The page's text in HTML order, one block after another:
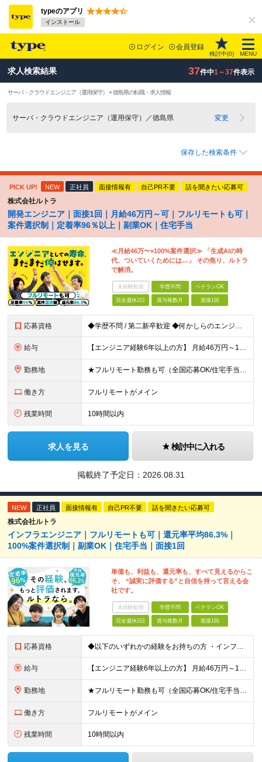
typeのアプリ
インストール
ログイン 会員登録
検討中(0) MENU
求人検索結果 37件中1～37件表示
サーバ・クラウドエンジニア（運用保守） × 徳島県の転職・求人情報
サーバ・クラウドエンジニア（運用保守）／徳島県 変更
保存した検索条件
PICK UP! NEW 正社員 面接情報有 自己PR不要 話を聞きたい応募可
株式会社ルトラ
開発エンジニア｜面接1回｜月給46万円～可｜フルリモートも可｜
案件選択制｜定着率96％以上｜副業OK｜住宅手当
≪月給46万〜×100%案件選択≫ 「生成AIの時
代、ついていくためには…」 その焦り、ルトラ
で解消。
未経験歓迎 学歴不問 ベテランOK
完全週休2日 賞与複数月 面接1回
応募資格 ◆学歴不問 / 第二新卒歓迎 ◆何かしらのエンジニア経験をお持ちの方 （言語・期間・フェーズ不問） 経験浅めの方も遠慮なくご応募ください！ ■入社前Q＆A ────── ◎実力に見合った報酬が手に
給与 【エンジニア経験6年以上の方】 月給46万円～100万円（固定残業代含む） ※上記月給には月30時間分の固定残業代（月8万7,400円～月19万円）を含む。超過分は全額支給。 【エンジニア経験4年以
勤務地 ★フルリモート勤務も可（全国応募OK/住宅手当を支給します） ※案件によって常駐が必要になる場合があります。 ※希望がない限り、転勤はありません ※U・Iターン歓迎 ★ルトラの社員は全国各地で活躍中
働き方 フルリモートがメイン
残業時間 10時間以内
求人を見る 検討中に入れる
掲載終了予定日： 2026.08.31
NEW 正社員 面接情報有 自己PR不要 話を聞きたい応募可
株式会社ルトラ
インフラエンジニア｜フルリモートも可｜還元率平均86.3%｜
100%案件選択制｜副業OK｜住宅手当｜面接1回
単価も、利益も、還元率も、すべて見えるからこ
そ、 “誠実に評価する”と自信を持って言える会
社です。
未経験歓迎 学歴不問 ベテランOK
完全週休2日 賞与複数月 面接1回
応募資格 ◆以下のいずれかの経験をお持ちの方 ・インフラ設計・構築の実務経験（オンプレ/クラウドどちらもOK） ・クラウド環境下での運用保守に関する実務経験 ◆学歴不問 ＜こんな方は特に歓迎します＞ ◎これま
給与 【エンジニア経験6年以上の方】 月給46万円～100万円（固定残業代含む） ※上記月給には月30時間分の固定残業代（月8万7,400円～月19万円）を含む。超過分は全額支給。 【エンジニア経験4年以
勤務地 ★フルリモート勤務も可（全国応募OK/住宅手当を支給します） ※案件によって常駐が必要になる場合があります。 ※希望がない限り、転勤はありません ※U・Iターン歓迎 ★ルトラの社員は全国各地で活躍中
働き方 フルリモートがメイン
残業時間 10時間以内